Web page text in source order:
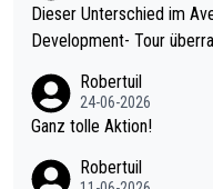
Dieser Unterschied im Average
Development- Tour
mal 40+ erst recht. Da gewinnst keinen Blumentopf - ist ja noc
h krasser wie ein Pokalspiel eines Kreisligisten vs einem Bund
Robertuil
24-06-2026
Ganz tolle Aktion!
Robertuil